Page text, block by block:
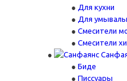
Для кухни
Для
Смесители
Смесители
Биде
Писсуары